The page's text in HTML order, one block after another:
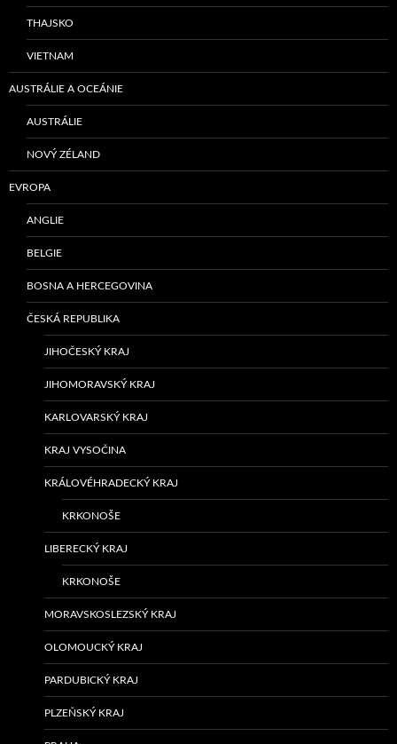
THAJSKO
VIETNAM
AUSTRÁLIE A OCEÁNIE
AUSTRÁLIE
NOVÝ ZÉLAND
EVROPA
ANGLIE
BELGIE
BOSNA A HERCEGOVINA
ČESKÁ REPUBLIKA
JIHOČESKÝ KRAJ
JIHOMORAVSKÝ KRAJ
KARLOVARSKÝ KRAJ
KRAJ VYSOČINA
KRÁLOVÉHRADECKÝ KRAJ
KRKONOŠE
LIBERECKÝ KRAJ
KRKONOŠE
MORAVSKOSLEZSKÝ KRAJ
OLOMOUCKÝ KRAJ
PARDUBICKÝ KRAJ
PLZEŇSKÝ KRAJ